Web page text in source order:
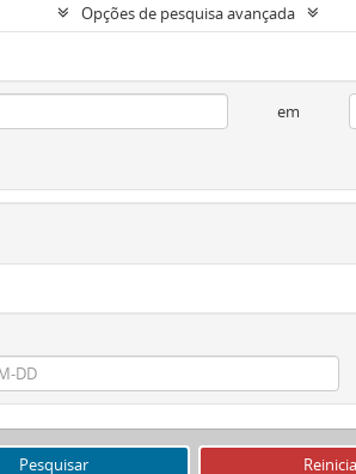
Opções de pesquisa avançada
em